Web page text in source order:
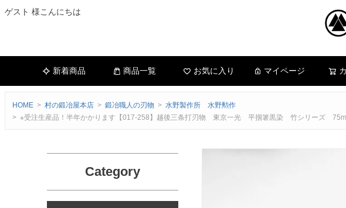
ゲスト 様こんにちは
新着商品 商品一覧 お気に入り マイページ
HOME 村の鍛冶屋本店 鍛冶職人の刃物
水野製作所 水野勲作
※受注生産品！半年かかります【017-258】越後三条打刃物 東京一光 平掴箸黒染 竹シリーズ
Category